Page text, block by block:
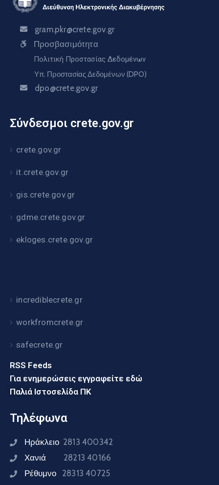
gram.pkr@crete.gov.gr
Προσβασιμότητα
Πολιτική Προστασίας Δεδομένων
Υπ. Προστασίας Δεδομένων (DPO)
dpo@crete.gov.gr
Σύνδεσμοι crete.gov.gr
crete.gov.gr
it.crete.gov.gr
gis.crete.gov.gr
gdme.crete.gov.gr
ekloges.crete.gov.gr
incrediblecrete.gr
workfromcrete.gr
safecrete.gr
RSS Feeds
Για ενημερώσεις εγγραφείτε εδώ
Παλιά Ιστοσελίδα ΠΚ
Τηλέφωνα
Ηράκλειο 2813 400342
Χανιά 28213 40166
Ρέθυμνο 28313 40725